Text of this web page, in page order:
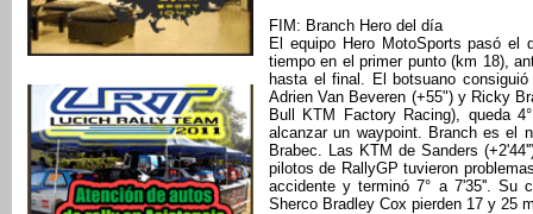
FIM: Branch Hero del día
El equipo Hero MotoSports pasó el
tiempo en el primer punto (km 18),
hasta el final. El botsuano
Adrien Van Beveren (+55") y Ricky
Bull KTM Factory Racing), queda
alcanzar un waypoint. Branch es el
Brabec. Las KTM de Sanders
pilotos de RallyGP tuvieron
accidente y terminó 7° a 7'35''. Su
Sherco Bradley Cox pierden 17 y 25